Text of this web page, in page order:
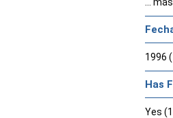
1996
Has
Yes